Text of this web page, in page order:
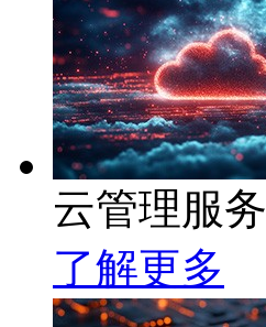
云管理服务
了解更多